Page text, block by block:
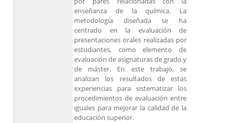
enseñanza de la química. La
metodología diseñada se ha
centrado en la evaluación de
presentaciones orales realizadas por
estudiantes, como elemento de
evaluación de asignaturas de grado y
de máster. En este trabajo, se
analizan los resultados de estas
experiencias para sistematizar los
procedimientos de evaluación entre
iguales para mejorar la calidad de la
educación superior.